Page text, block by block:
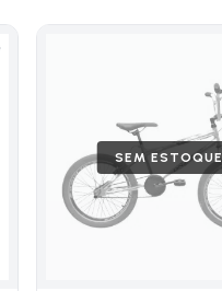
SEM ESTOQUE